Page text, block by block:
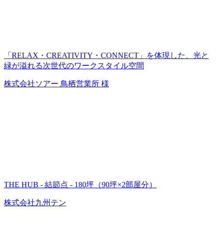
「RELAX・CREATIVITY・CONNECT」を体現した、光と
緑が溢れる次世代のワークスタイル空間
株式会社ソアー 鳥栖営業所 様
THE HUB - 結節点 - 180坪（90坪×2部屋分）
株式会社九州テン